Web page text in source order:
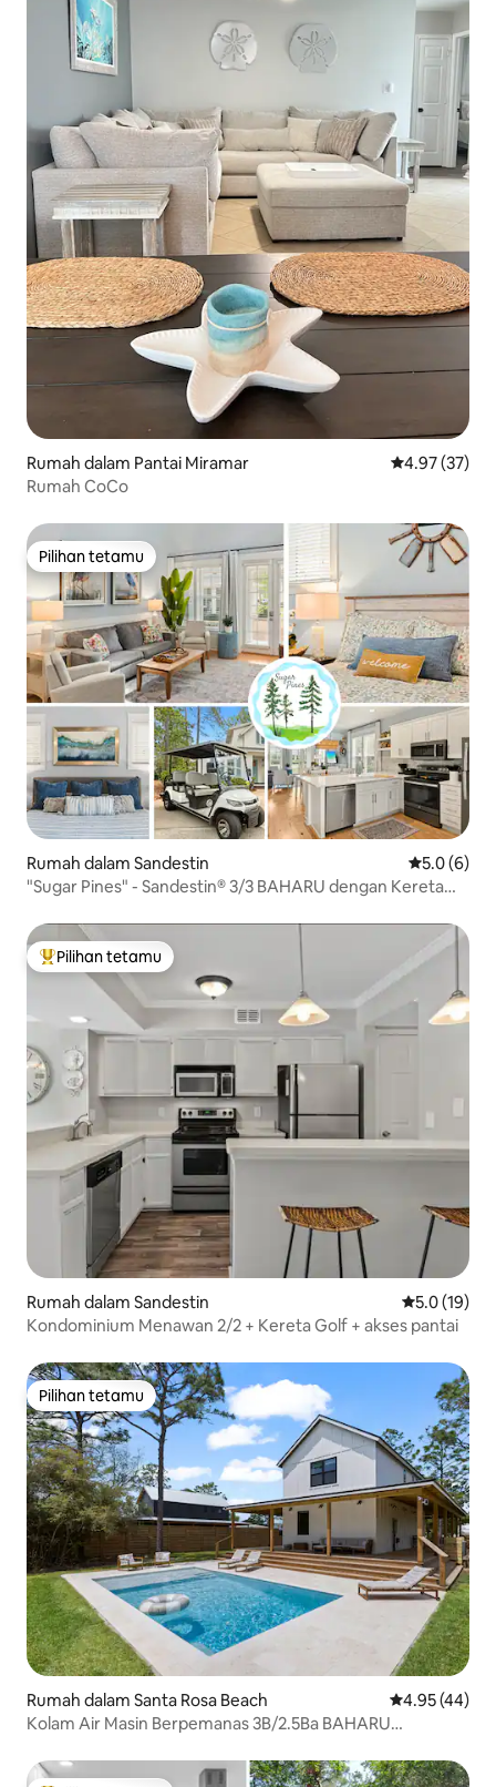
Rumah dalam Pantai Miramar Penarafan
4.97 (37)
Rumah CoCo
Pilihan tetamu
Pilihan tetamu
Rumah dalam Sandestin Penarafan
5.0 (6)
"Sugar Pines" - Sandestin® 3/3 BAHARU dengan Kereta
Pilihan utama tetamu
Pilihan tetamu
Rumah dalam Sandestin Penarafan
5.0 (19)
Kondominium Menawan 2/2 + Kereta Golf + akses pantai
Pilihan tetamu
Pilihan tetamu
Rumah dalam Santa Rosa Beach Penarafan
4.95 (44)
Kolam Air Masin Berpemanas 3B/2.5Ba BAHARU